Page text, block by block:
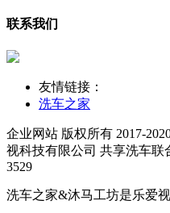
联系我们
友情链接：
洗车之家
企业网站 版权所有 2017-
视科技有限公司 共享洗车联
3529
洗车之家&沐马工坊是乐爱